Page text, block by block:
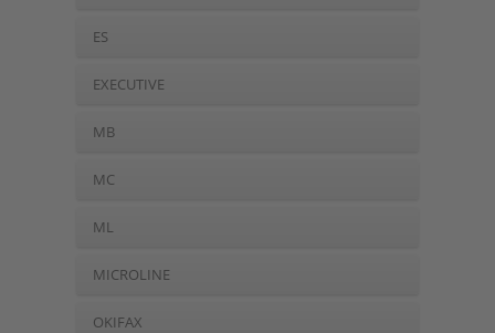
ES
EXECUTIVE
MB
MC
ML
MICROLINE
OKIFAX